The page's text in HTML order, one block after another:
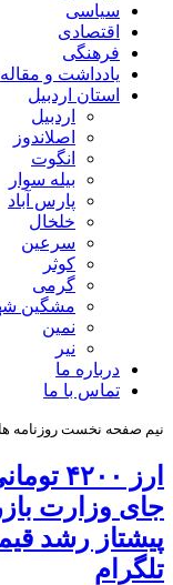
سیاسی
اقتصادی
فرهنگی
یادداشت و مقاله
استان اردبیل
اردبیل
اصلاندوز
انگوت
بیله سوار
پارس آباد
خلخال
سرعین
کوثر
گرمی
مشگین
نمین
نیر
درباره ما
تماس با ما
نیم صفحه نخست روزنامه
ارز
پیشتاز رشد
تلگرام